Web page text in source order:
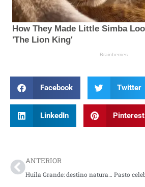
Facebook Twitter
LinkedIn Pinterest
ANTERIOR
Huila Grande: destino natural, cultural y mágico